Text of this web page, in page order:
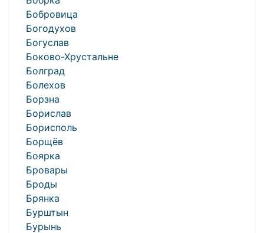
Бобровица
Богодухов
Богуслав
Боково-Хрустальне
Болград
Болехов
Борзна
Борислав
Борисполь
Борщёв
Боярка
Бровары
Броды
Брянка
Бурштын
Бурынь